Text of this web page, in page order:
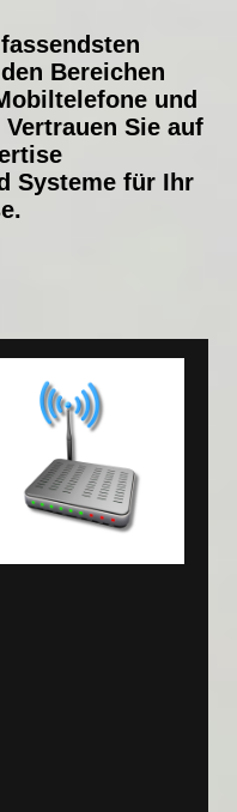
Bereichen
und
Sie auf
Systeme für Ihr